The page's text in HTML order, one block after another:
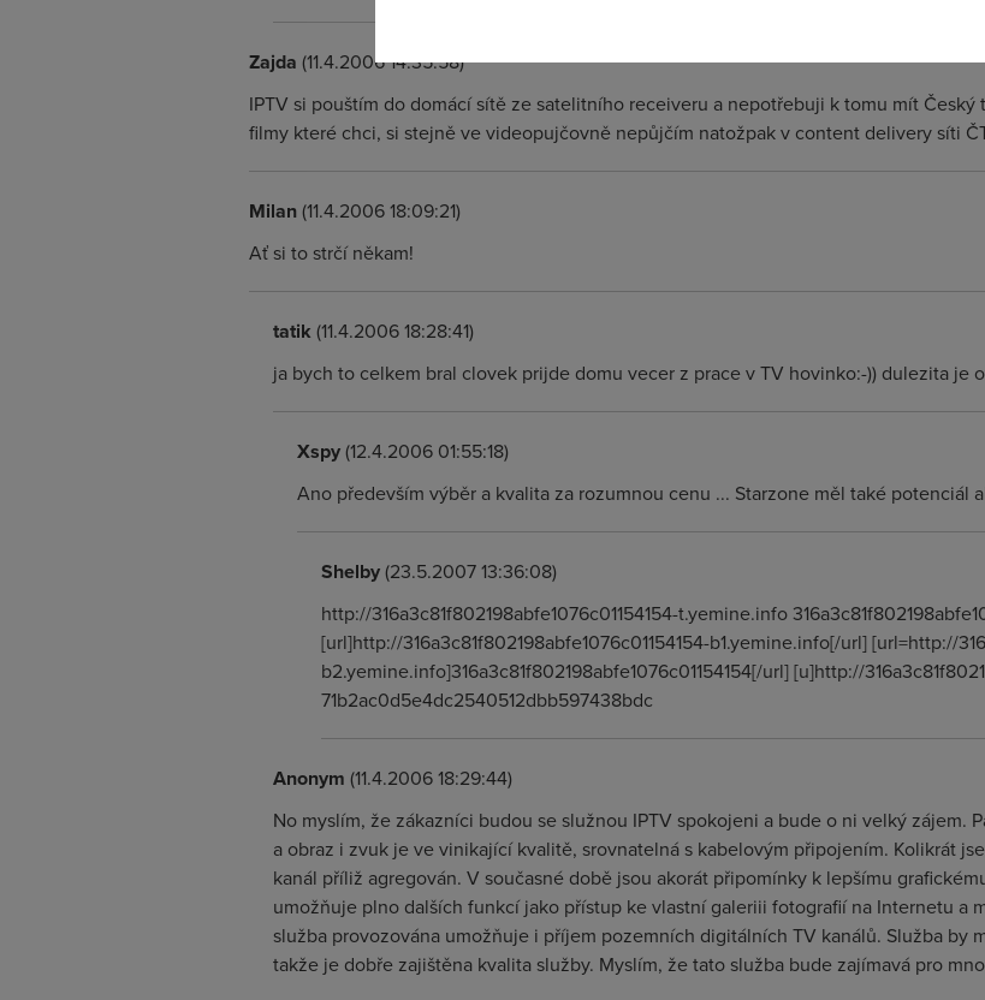
Zajda (11.4.2006 14:35:58)
IPTV si pouštím do domácí sítě ze satelitního receiveru a nepotřebuji k tomu mít
filmy které chci, si stejně ve videopujčovně nepůjčím natožpak v content delivery síti
Milan(11.4.2006 18:09:21)
Ať si to strčí někam!
tatik (11.4.2006 18:28:41)
ja bych to celkem bral clovek prijde domu vecer z prace v TV hovinko:-)) dulezita je
Xspy(12.4.2006 01:55:18)
Ano především výběr a kvalita za rozumnou cenu ... Starzone měl také potenciál
Shelby(23.5.2007 13:36:08)
http://316a3c81f802198abfe1076c01154154-t.yemine.info
[url]http://316a3c81f802198abfe1076c01154154-b1.yemine.info[/url] [url=http://
b2.yemine.info]316a3c81f802198abfe1076c01154154[/url] [u]http://
71b2ac0d5e4dc2540512dbb597438bdc
Anonym (11.4.2006 18:29:44)
No myslím, že zákazníci budou se služnou IPTV spokojeni a bude o ni velký zájem.
a obraz i zvuk je ve vinikající kvalitě, srovnatelná s kabelovým připojením. Kolikrát
kanál příliž agregován. V současné době jsou akorát připomínky k lepšímu
umožňuje plno dalších funkcí jako přístup ke vlastní galeriii fotografií na Internetu a
služba provozována umožňuje i příjem pozemních digitálních TV kanálů. Služba by
takže je dobře zajištěna kvalita služby. Myslím, že tato služba bude zajímavá pro